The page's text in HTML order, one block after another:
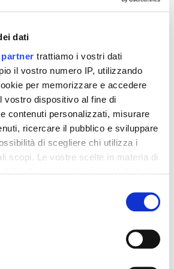
dati
trattiamo i vostri dati
il vostro numero IP, utilizzando
per memorizzare e accedere
vostro dispositivo al fine di
contenuti personalizzati, misurare
ricercare il pubblico e sviluppare
di scegliere chi utilizza i
scopi. Le vostre scelte in materia di
il proprio consenso in qualsiasi
sui cookie o facendo clic
chimicamente).
modificate.
125 ml.
che potrebbero